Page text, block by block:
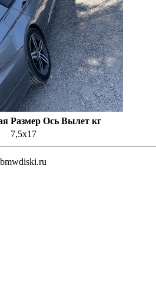
Размер Ось Вылет кг
7,5x17